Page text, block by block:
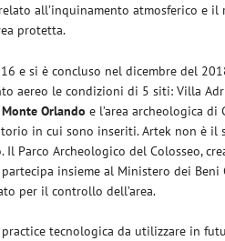
all’inquinamento atmosferico e
protetta.
e si è concluso nel dicembre del
aereo le condizioni di 5 siti: Villa
Monte Orlando e l’area archeologica di
in cui sono inseriti. Artek non è
Parco Archeologico del Colosseo,
partecipa insieme al Ministero dei Beni
per il controllo dell’area.
practice tecnologica da utilizzare in